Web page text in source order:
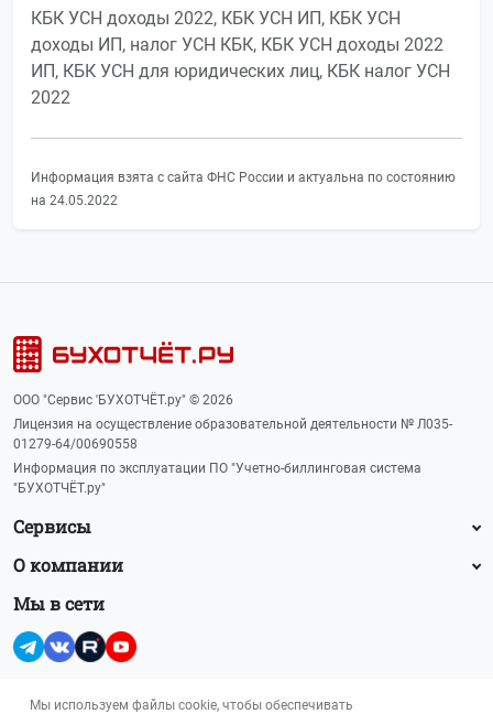
КБК УСН доходы 2022, КБК УСН ИП, КБК УСН
доходы ИП, налог УСН КБК, КБК УСН доходы 2022
ИП, КБК УСН для юридических лиц, КБК налог УСН
2022
Информация взята с сайта ФНС России и актуальна по состоянию
на 24.05.2022
ООО "Сервис 'БУХОТЧЁТ.ру" © 2026
Лицензия на осуществление образовательной деятельности № Л035-
01279-64/00690558
Информация по эксплуатации ПО "Учетно-биллинговая система
"БУХОТЧЁТ.ру"
Сервисы
О компании
Мы в сети
Мы используем файлы cookie, чтобы обеспечивать